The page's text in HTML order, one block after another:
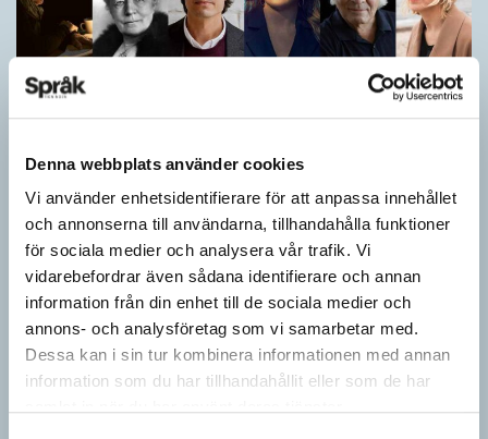
Denna webbplats använder cookies
Vi använder enhetsidentifierare för att anpassa innehållet
och annonserna till användarna, tillhandahålla funktioner
för sociala medier och analysera vår trafik. Vi
vidarebefordrar även sådana identifierare och annan
information från din enhet till de sociala medier och
annons- och analysföretag som vi samarbetar med.
Dessa kan i sin tur kombinera informationen med annan
information som du har tillhandahållit eller som de har
Vilket språk är detta? (Kviss #626)
KVISS
I det här kvisset möter du texter om berömda svenska
författare på tolv olika språk hämtade från Wikipedia. Men vilka
är språken?